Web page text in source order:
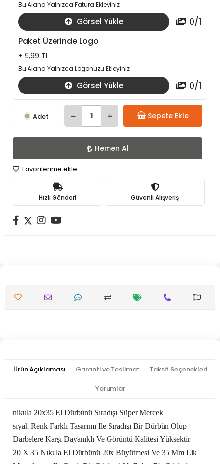
Bu Alana Yalnızca Fatura Ekleyiniz
Görsel Yükle 0/1
Paket Üzerinde Logo
+ 9,99 TL
Bu Alana Yalnızca Logonuzu Ekleyiniz
Görsel Yükle 0/1
Adet Sepete Ekle
Hemen Al
Favorilerime ekle
Hızlı Gönderi Güvenli Alışveriş
Ürün Açıklaması Garanti ve Teslimat Taksit Seçenekleri
Yorumlar
nikula 20x35 El Dürbünü Sıradışı Süper Mercek
sıyah Renk Farklı Tasarımı Ile Sıradışı Bir Dürbün Olup
Darbelere Karşı Dayanıklı Ve Görüntü Kalitesi Yüksektir
20 X 35 Nıkula El Dürbünü 20x Büyütmesi Ve 35 Mm Lik